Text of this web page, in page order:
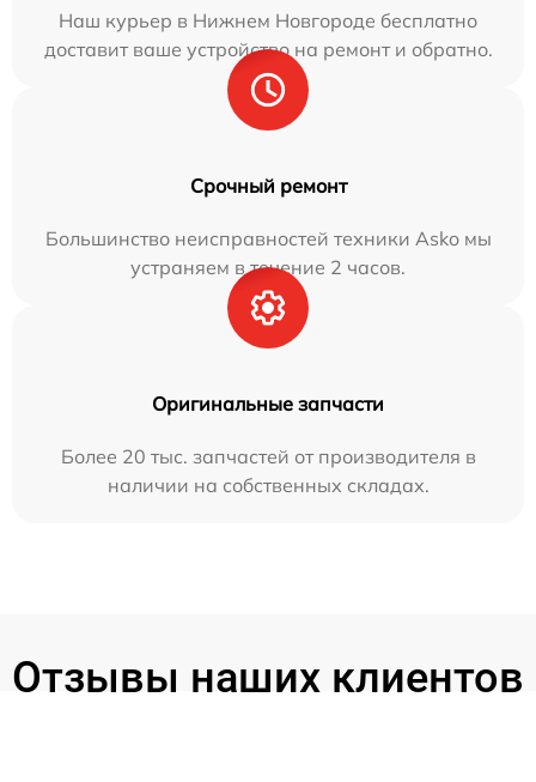
Наш курьер в Нижнем Новгороде бесплатно
доставит ваше устройство на ремонт и обратно.
Срочный ремонт
Большинство неисправностей техники Asko мы
устраняем в течение 2 часов.
Оригинальные запчасти
Более 20 тыс. запчастей от производителя в
наличии на собственных складах.
Отзывы наших клиентов